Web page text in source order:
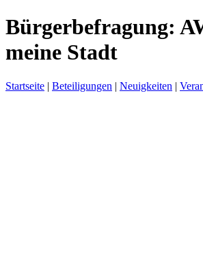
Bürgerbefragung:
meine Stadt
Startseite | Beteiligungen | Neuigkeiten |